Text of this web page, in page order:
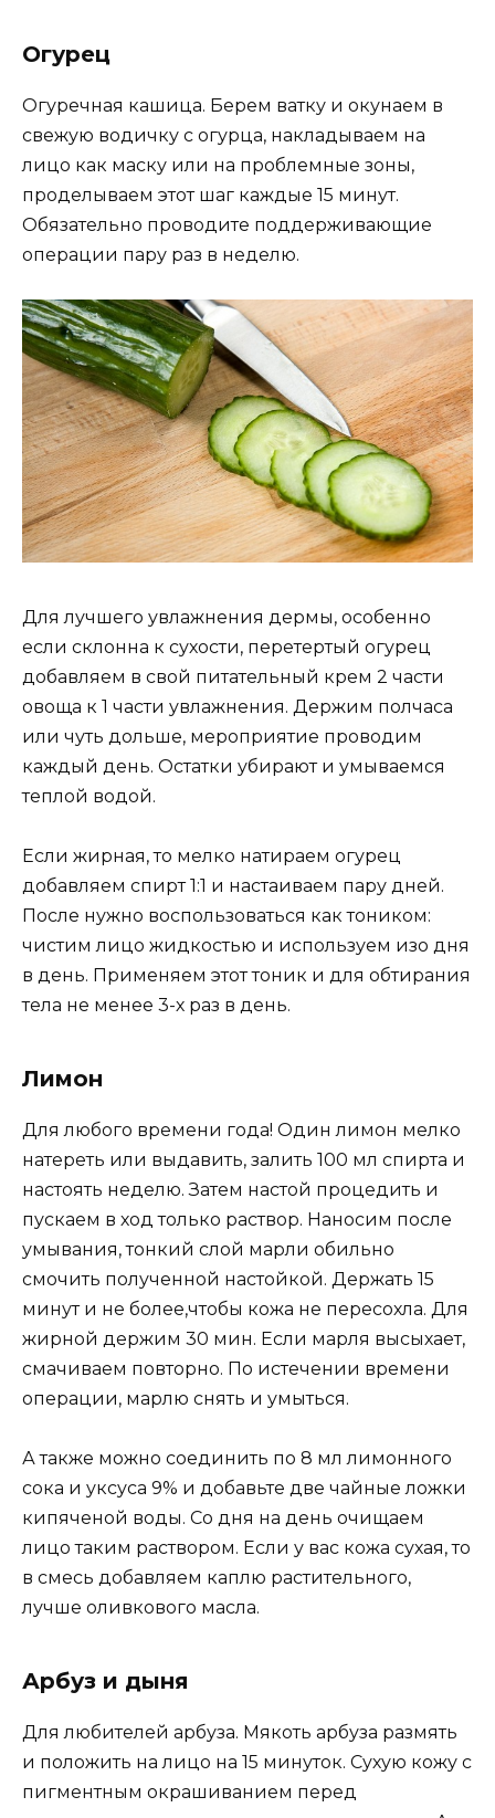
Огурец
Огуречная кашица. Берем ватку и окунаем в
свежую водичку с огурца, накладываем на
лицо как маску или на проблемные зоны,
проделываем этот шаг каждые 15 минут.
Обязательно проводите поддерживающие
операции пару раз в неделю.
Для лучшего увлажнения дермы, особенно
если склонна к сухости, перетертый огурец
добавляем в свой питательный крем 2 части
овоща к 1 части увлажнения. Держим полчаса
или чуть дольше, мероприятие проводим
каждый день. Остатки убирают и умываемся
теплой водой.
Если жирная, то мелко натираем огурец
добавляем спирт 1:1 и настаиваем пару дней.
После нужно воспользоваться как тоником:
чистим лицо жидкостью и используем изо дня
в день. Применяем этот тоник и для обтирания
тела не менее 3-х раз в день.
Лимон
Для любого времени года! Один лимон мелко
натереть или выдавить, залить 100 мл спирта и
настоять неделю. Затем настой процедить и
пускаем в ход только раствор. Наносим после
умывания, тонкий слой марли обильно
смочить полученной настойкой. Держать 15
минут и не более,чтобы кожа не пересохла. Для
жирной держим 30 мин. Если марля высыхает,
смачиваем повторно. По истечении времени
операции, марлю снять и умыться.
А также можно соединить по 8 мл лимонного
сока и уксуса 9% и добавьте две чайные ложки
кипяченой воды. Со дня на день очищаем
лицо таким раствором. Если у вас кожа сухая, то
в смесь добавляем каплю растительного,
лучше оливкового масла.
Арбуз и дыня
Для любителей арбуза. Мякоть арбуза размять
и положить на лицо на 15 минуток. Сухую кожу с
пигментным окрашиванием перед